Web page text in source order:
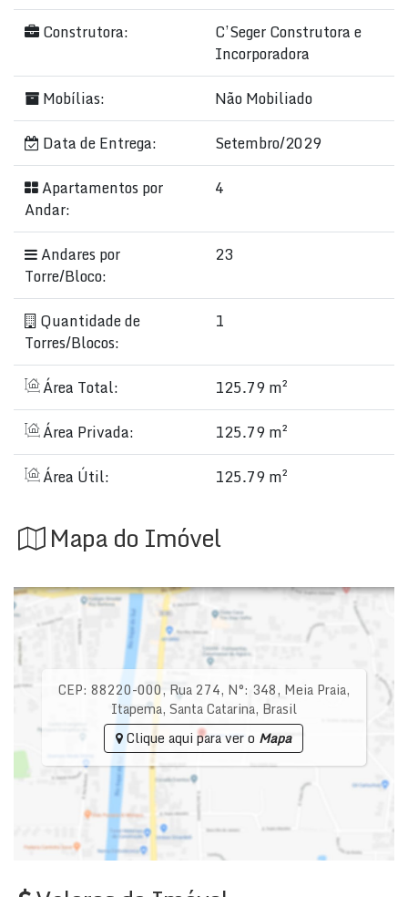
Construtora:
C’Seger Construtora e
Incorporadora
Mobílias:
Não Mobiliado
Data de Entrega:
Setembro/2029
Apartamentos por
Andar:
4
Andares por
Torre/Bloco:
23
Quantidade de
Torres/Blocos:
1
Área Total:
125.79 m²
Área Privada:
125.79 m²
Área Útil:
125.79 m²
Mapa do Imóvel
CEP: 88220-000, Rua 274, N°: 348, Meia Praia,
Itapema, Santa Catarina, Brasil
Clique aqui para ver o Mapa